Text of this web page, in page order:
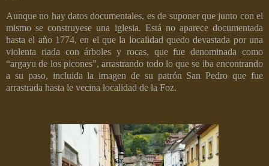
Aunque no hay datos documentales, es de suponer que junto con el
mismo se construyese una iglesia. Está no aparece documentada
hasta el año 1774, en el que la localidad quedo devastada por una
violenta riada con árboles y rocas, que fue denominada como
“argayu de los picones”, arrastrando todo lo que se iba encontrando
a su paso, incluida la imagen de su patrón San Pedro que fue
arrastrada hasta le vecina localidad de la Foz.